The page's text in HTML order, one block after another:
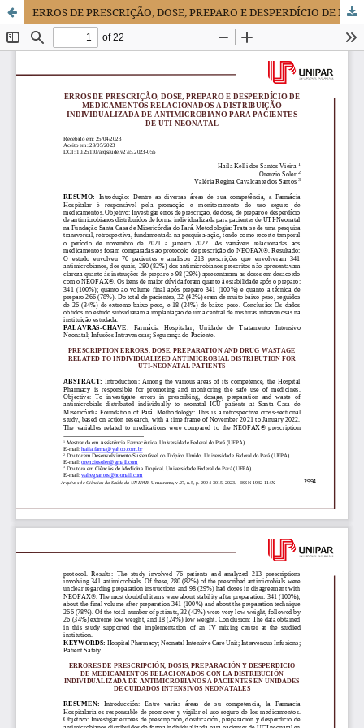
ERROS DE PRESCRIÇÃO, DOSE, PREPARO E DESPERDÍCIO DE MEDICAMENTOS RELACIONADOS A DISTRIBUIÇÃO INDIVIDUALIZADA DE ANTIMICROBIANO PARA PACIENTES DE UTI-NEONATAL